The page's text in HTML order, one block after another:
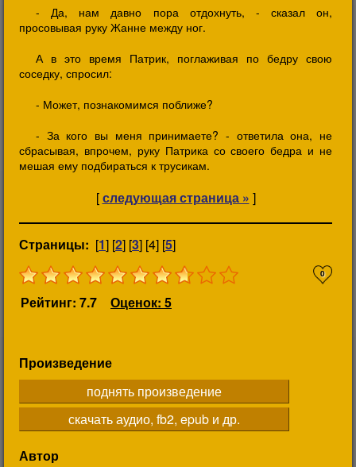
- Да, нам давно пора отдохнуть, - сказал он,
просовывая руку Жанне между ног.
А в это время Патрик, поглаживая по бедру свою
соседку, спросил:
- Может, познакомимся поближе?
- За кого вы меня принимаете? - ответила она, не
сбрасывая, впрочем, руку Патрика со своего бедра и не
мешая ему подбираться к трусикам.
[следующая страница » ]
Страницы: [1] [2] [3] [4] [5]
0
Рейтинг: 7.7 Оценок: 5
Произведение
поднять произведение
скачать аудио, fb2, epub и др.
Автор